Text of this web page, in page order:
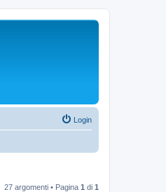
Login
27 argomenti • Pagina 1 di 1